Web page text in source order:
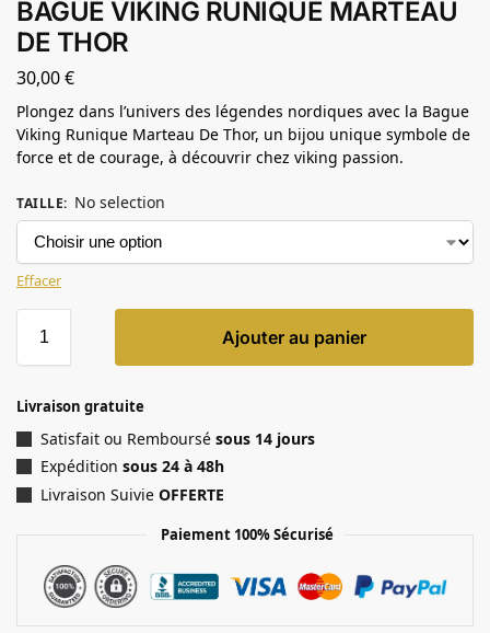
BAGUE VIKING RUNIQUE MARTEAU
DE THOR
30,00€
Plongez dans l’univers des légendes nordiques avec la Bague
Viking Runique Marteau De Thor, un bijou unique symbole de
force et de courage, à découvrir chez viking passion.
TAILLE: No selection
Effacer
Ajouter au panier
Livraison gratuite
Satisfait ou Remboursé sous 14 jours
Expédition sous 24 à 48h
Livraison Suivie OFFERTE
Paiement 100% Sécurisé